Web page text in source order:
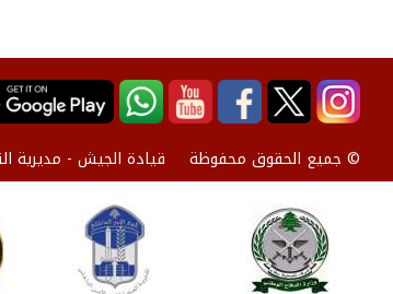
© جميع الحقوق محفوظة قيادة الجيش - مديرية